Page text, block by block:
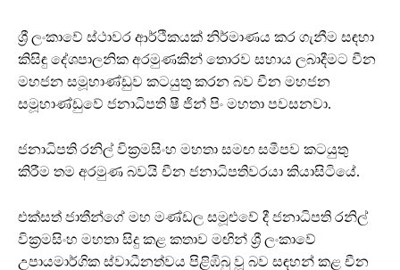
ශ්‍රී ලංකාවේ ස්ථාවර ආර්ථිකයක් නිර්මාණය කර ගැනීම සඳහා
කිසිඳු දේශපාලනික අරමුණකින් තොරව සහාය ලබාදීමට චීන
මහජන සමූහාණ්ඩුව කටයුතු කරන බව චීන මහජන
සමූහාණ්ඩුවේ ජනාධිපති ෂී ජින් පිං මහතා පවසනවා.
ජනාධිපති රනිල් වික්‍රමසිංහ මහතා සමඟ සමීපව කටයුතු
කිරීම තම අරමුණ බවයි චීන ජනාධිපතිවරයා කියාසිටියේ.
එක්සත් ජාතීන්ගේ මහ මණ්ඩල සමූළුවේ දී ජනාධිපති රනිල්
වික්‍රමසිංහ මහතා සිදු කළ කතාව මඟින් ශ්‍රී ලංකාවේ
උපායමාර්ගික ස්වාධීනත්වය පිළිඹිබු වූ බව සඳහන් කළ චීන